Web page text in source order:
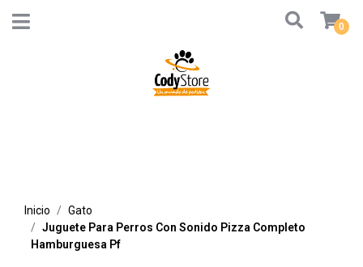
0
Inicio
Gato
Juguete Para Perros Con Sonido Pizza Completo
Hamburguesa Pf